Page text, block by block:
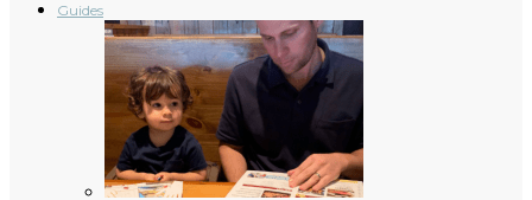
Guides